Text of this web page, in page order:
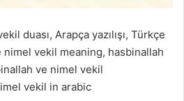
duası, Arapça yazılışı, Türkçe
vekil meaning, hasbinallah
ve nimel vekil
vekil in arabic